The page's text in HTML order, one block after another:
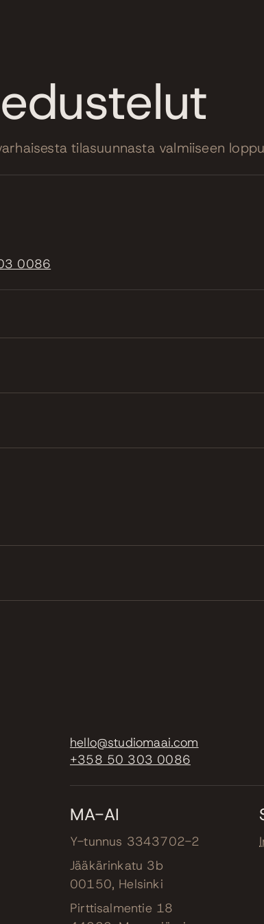
tilasuunnasta valmiiseen
0086
hello@studiomaai.com
+358 50 303 0086
MA-AI
Y-tunnus 3343702-2
Jääkärinkatu 3b
00150, Helsinki
Pirttisalmentie 18